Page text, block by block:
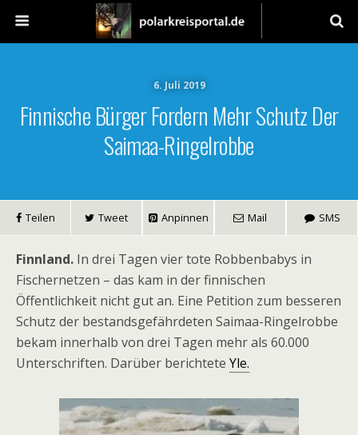
6. Juli 2019
Finnische Bürger Fordern Mehr Schutz Der
Saimaa-Ringelrobbe
Teilen Tweet Anpinnen Mail SMS
Finnland. In drei Tagen vier tote Robbenbabys in
Fischernetzen – das kam in der finnischen
Öffentlichkeit nicht gut an. Eine Petition zum besseren
Schutz der bestandsgefährdeten Saimaa-Ringelrobbe
bekam innerhalb von drei Tagen mehr als 60.000
Unterschriften. Darüber berichtete Yle.